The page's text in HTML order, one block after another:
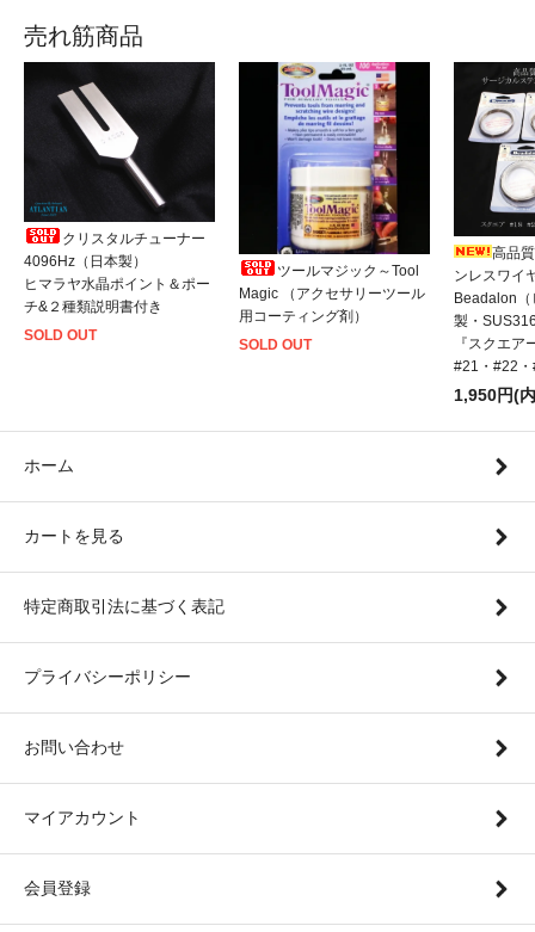
売れ筋商品
クリスタルチューナー
4096Hz（日本製）
ヒマラヤ水晶ポイント＆ポー
チ&２種類説明書付き
SOLD OUT
ツールマジック～Tool
Magic （アクセサリーツール
用コーティング剤）
SOLD OUT
高品
ンレスワイ
Beadalon
製・
『スクエ
#21・#22
1,950円(
ホーム
カートを見る
特定商取引法に基づく表記
プライバシーポリシー
お問い合わせ
マイアカウント
会員登録